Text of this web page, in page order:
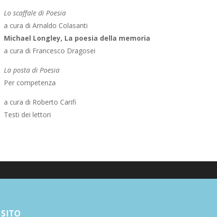
Lo scaffale di Poesia
a cura di Arnaldo Colasanti
Michael Longley, La poesia della memoria
a cura di Francesco Dragosei
La posta di Poesia
Per competenza
a cura di Roberto Carifi
Testi dei lettori